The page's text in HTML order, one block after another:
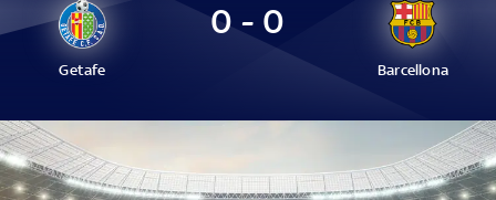
Getafe
0 - 0
Barcellona